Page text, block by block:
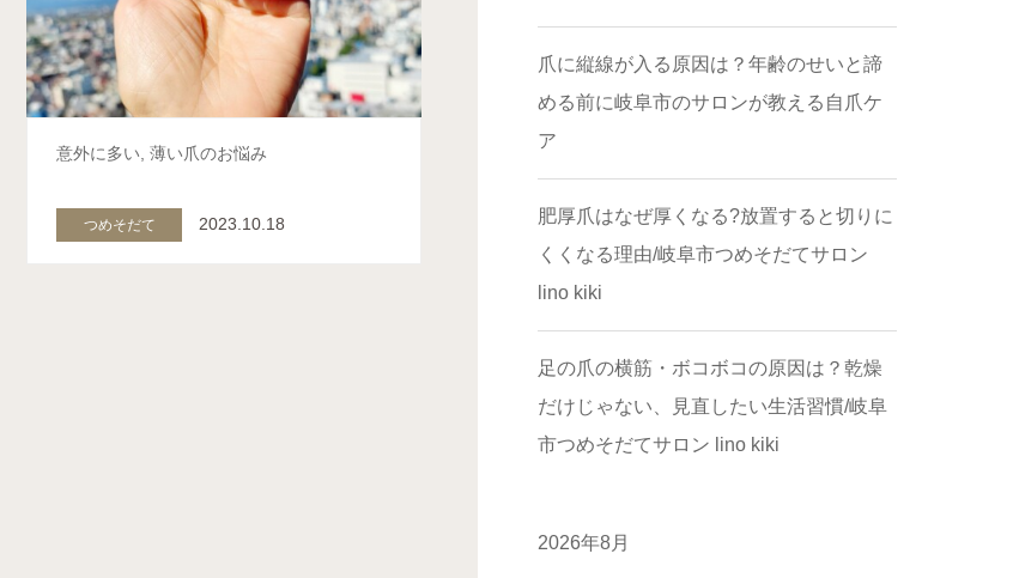
意外に多い, 薄い爪のお悩み
つめそだて 2023.10.18
爪に縦線が入る原因は？年齢のせいと諦
める前に岐阜市のサロンが教える自爪ケ
ア
肥厚爪はなぜ厚くなる?放置すると切りに
くくなる理由/岐阜市つめそだてサロン
lino kiki
足の爪の横筋・ボコボコの原因は？乾燥
だけじゃない、見直したい生活習慣/岐阜
市つめそだてサロン lino kiki
2026年8月